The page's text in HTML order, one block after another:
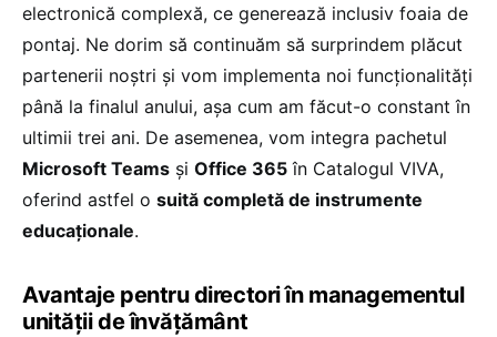
electronică complexă, ce generează inclusiv foaia de
pontaj. Ne dorim să continuăm să surprindem plăcut
partenerii noștri și vom implementa noi funcționalități
până la finalul anului, așa cum am făcut-o constant în
ultimii trei ani. De asemenea, vom integra pachetul
Microsoft Teams și Office 365 în Catalogul VIVA,
oferind astfel o suită completă de instrumente
educaționale.
Avantaje pentru directori în managementul
unității de învățământ